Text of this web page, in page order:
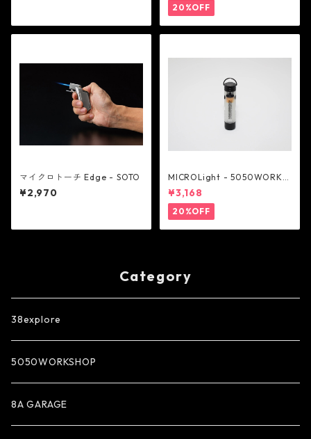
20%OFF
マイクロトーチ Edge - SOTO
¥2,970
MICROLight - 5050WORKS
HOP
¥3,168
20%OFF
Category
38explore
5050WORKSHOP
8A GARAGE